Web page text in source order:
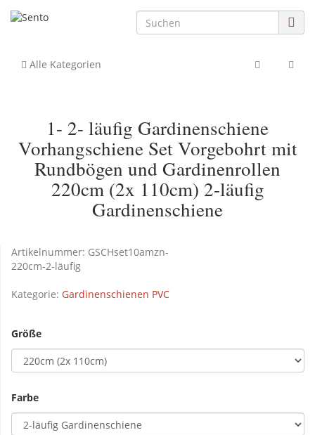
Alle Kategorien
1- 2- läufig Gardinenschiene
Vorhangschiene Set Vorgebohrt mit
Rundbögen und Gardinenrollen
220cm (2x 110cm) 2-läufig
Gardinenschiene
Artikelnummer: GSCHset10amzn-
220cm-2-läufig
Kategorie: Gardinenschienen PVC
Größe
Farbe